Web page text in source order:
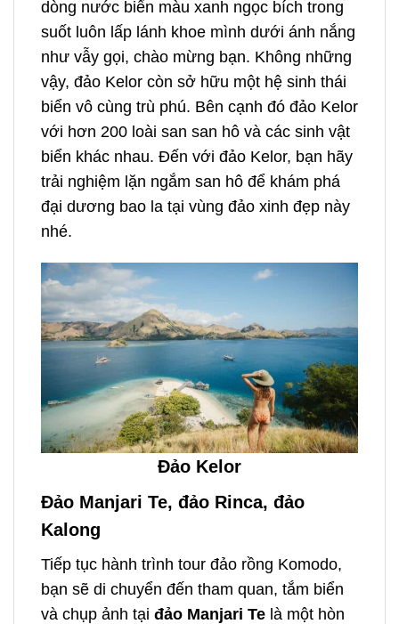
dòng nước biển màu xanh ngọc bích trong
suốt luôn lấp lánh khoe mình dưới ánh nắng
như vẫy gọi, chào mừng bạn. Không những
vậy, đảo Kelor còn sở hữu một hệ sinh thái
biển vô cùng trù phú. Bên cạnh đó đảo Kelor
với hơn 200 loài san san hô và các sinh vật
biển khác nhau. Đến với đảo Kelor, bạn hãy
trải nghiệm lặn ngắm san hô để khám phá
đại dương bao la tại vùng đảo xinh đẹp này
nhé.
Đảo Kelor
Đảo Manjari Te, đảo Rinca, đảo
Kalong
Tiếp tục hành trình tour đảo rồng Komodo,
bạn sẽ di chuyển đến tham quan, tắm biển
và chụp ảnh tại đảo Manjari Te là một hòn